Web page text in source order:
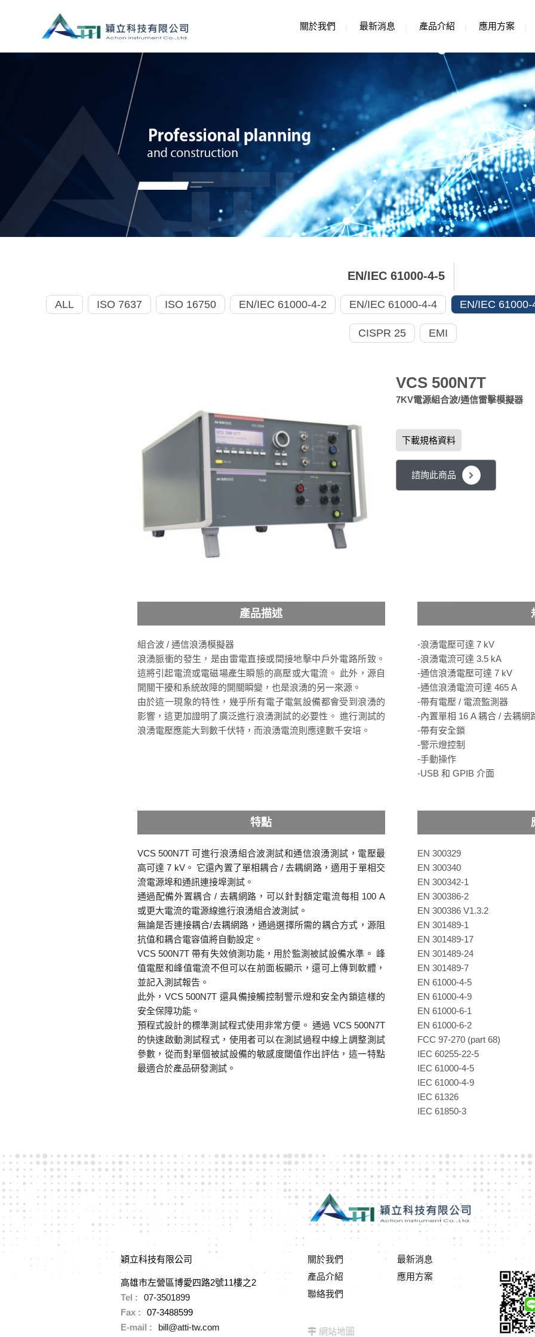
關於我們 最新消息 產品介紹 應用方案
EN/IEC 61000-4-5
ALL ISO 7637 ISO 16750 EN/IEC 61000-4-2 EN/IEC 61000-4-4 EN/IEC 61000-
CISPR 25 EMI
VCS 500N7T
7KV電源組合波/通信雷擊模擬器
下載規格資料
諮詢此商品
產品描述
組合波 / 通信浪湧模擬器
浪湧脈衝的發生，是由雷電直接或間接地擊中戶外電路所致。
這將引起電流或電磁場產生瞬態的高壓或大電流。 此外，源自
開關干擾和系統故障的開關瞬變，也是浪湧的另一來源。
由於這一現象的特性，幾乎所有電子電氣設備都會受到浪湧的
影響，這更加證明了廣泛進行浪湧測試的必要性。 進行測試的
浪湧電壓應能大到數千伏特，而浪湧電流則應達數千安培。
-浪湧電壓可達 7 kV
-浪湧電流可達 3.5 kA
-通信浪湧電壓可達 7 kV
-通信浪湧電流可達 465 A
-帶有電壓 / 電流監測器
-內置單相 16 A 耦合 / 去耦網
-帶有安全鎖
-警示燈控制
-手動操作
-USB 和 GPIB 介面
特點
VCS 500N7T 可進行浪湧組合波測試和通信浪湧測試，電壓最
高可達 7 kV。 它還內置了單相耦合 / 去耦網路，適用于單相交
流電源埠和通訊連接埠測試。
通過配備外置耦合 / 去耦網路，可以針對額定電流每相 100 A
或更大電流的電源線進行浪湧組合波測試。
無論是否連接耦合/去耦網路，通過選擇所需的耦合方式，源阻
抗值和耦合電容值將自動設定。
VCS 500N7T 帶有失效偵測功能，用於監測被試設備水準。 峰
值電壓和峰值電流不但可以在前面板顯示，還可上傳到軟體，
並記入測試報告。
此外，VCS 500N7T 還具備接觸控制警示燈和安全內鎖這樣的
安全保障功能。
預程式設計的標準測試程式使用非常方便。 通過 VCS 500N7T
的快速啟動測試程式，使用者可以在測試過程中線上調整測試
參數，從而對單個被試設備的敏感度閾值作出評估，這一特點
最適合於產品研發測試。
EN 300329
EN 300340
EN 300342-1
EN 300386-2
EN 300386 V1.3.2
EN 301489-1
EN 301489-17
EN 301489-24
EN 301489-7
EN 61000-4-5
EN 61000-4-9
EN 61000-6-1
EN 61000-6-2
FCC 97-270 (part 68)
IEC 60255-22-5
IEC 61000-4-5
IEC 61000-4-9
IEC 61326
IEC 61850-3
穎立科技有限公司
高雄市左營區博愛四路2號11樓之2
Tel :
07-3501899
Fax :
07-3488599
E-mail :
bill@atti-tw.com
關於我們
最新消息
產品介紹
應用方案
聯絡我們
網站地圖